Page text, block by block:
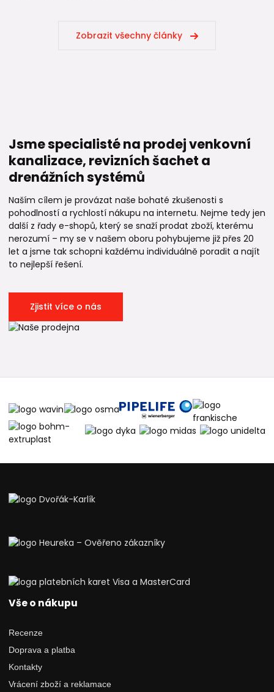
Zobrazit všechny články
Jsme specialisté na prodej venkovní
kanalizace, revizních šachet a
drenážních systémů
Naším cílem je provázat naše bohaté zkušenosti s
pohodlností a rychlostí nákupu na internetu. Nejme tedy jen
další z řady e-shopů, který se snaží prodat zboží, kterému
nerozumí – my se v našem oboru pohybujeme již přes 20
let a jsme tak schopni každému individuálně poradit a najít
to nejlepší řešení.
Zjistit více o nás
Vše o nákupu
Recenze
Doprava a platba
Kontakty
Vrácení zboží a reklamace